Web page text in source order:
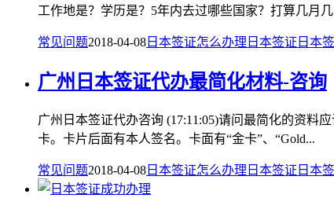
工作地是？学历是？5年内去过哪些国家？打算几月几
常见问题2018-04-08 日本签证怎么办理 日本签证 日本
广州日本签证代办最简化材料-咨询
广州日本签证代办咨询 (17:11:05)请问最简化的资料
卡。卡片后面有本人签名。卡面有“金卡”、“Gold...
常见问题2018-04-08 日本签证怎么办理 日本签证 日本